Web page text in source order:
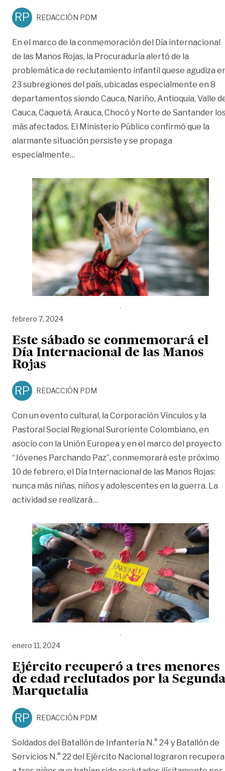
RP REDACCIÓN PDM
En el marco de la conmemoración del Día internacional
de las Manos Rojas, la Procuraduría alertó de la
problemática de reclutamiento infantil quese agudiza
23 subregiones del país, ubicadas especialmente en 8
departamentos siendo Cauca, Nariño, Antioquia, Valle
Cauca, Caquetá, Arauca, Chocó y Norte de Santander
más afectados. El Ministerio Público confirmó que la
alarmante situación persiste y se propaga
especialmente…
febrero 7, 2024
Este sábado se conmemorará el
Día Internacional de las Manos
Rojas
RP REDACCIÓN PDM
Con un evento cultural, la Corporación Vínculos y la
Pastoral Social Regional Suroriente Colombiano, en
asocio con la Unión Europea y en el marco del proyecto
“Jóvenes Parchando Paz”, conmemorará este próximo
10 de febrero, el Día Internacional de las Manos Rojas:
nunca más niñas, niños y adolescentes en la guerra. La
actividad se realizará…
enero 11, 2024
Ejército recuperó a tres menores
de edad reclutados por la Segunda
Marquetalia
RP REDACCIÓN PDM
Soldados del Batallón de Infantería N.° 24 y Batallón de
Servicios N.° 22 del Ejército Nacional lograron